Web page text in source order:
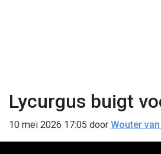
Lycurgus buigt
10 mei 2026 17:05 door Wouter